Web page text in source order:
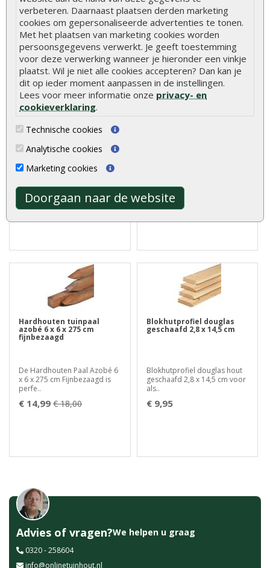
verbeteren. Daarnaast plaatsen derden marketing
cookies om gepersonaliseerde advertenties te tonen.
Met het plaatsen van marketing cookies worden
persoonsgegevens verwerkt. Je geeft toestemming
voor deze verwerking wanneer je hieronder een vinkje
plaatst. Wil je niet alle cookies accepteren? Dan kan je
dit op ieder moment aanpassen in de instellingen.
Lees voor meer informatie onze privacy- en
cookieverklaring.
Technische cookies
Analytische cookies
Marketing cookies
Doorgaan naar de website
Geef beoordeling
Klanten kochten ook
Tuinpaal geïmpregneerd
grenen 12 x 12 cm
De Houten Palen
Geïmpregneerd Grenen 12 x
€ 53,95 € 33,25
Hardhouten tuinpaal
azobé 6 x 6 x 275 cm
fijnbezaagd
De Hardhouten Paal Azobé 6
x 6 x 275 cm Fijnbezaagd is
perfe..
€ 14,99 € 18,00
Blokhutprofiel douglas
geschaafd 2,8 x 14,5 cm
Blokhutprofiel douglas hout
geschaafd 2,8 x 14,5 cm voor
als..
€ 9,95
Advies of vragen?We helpen u graag
0320 - 258604
info@onlinetuinhout.nl